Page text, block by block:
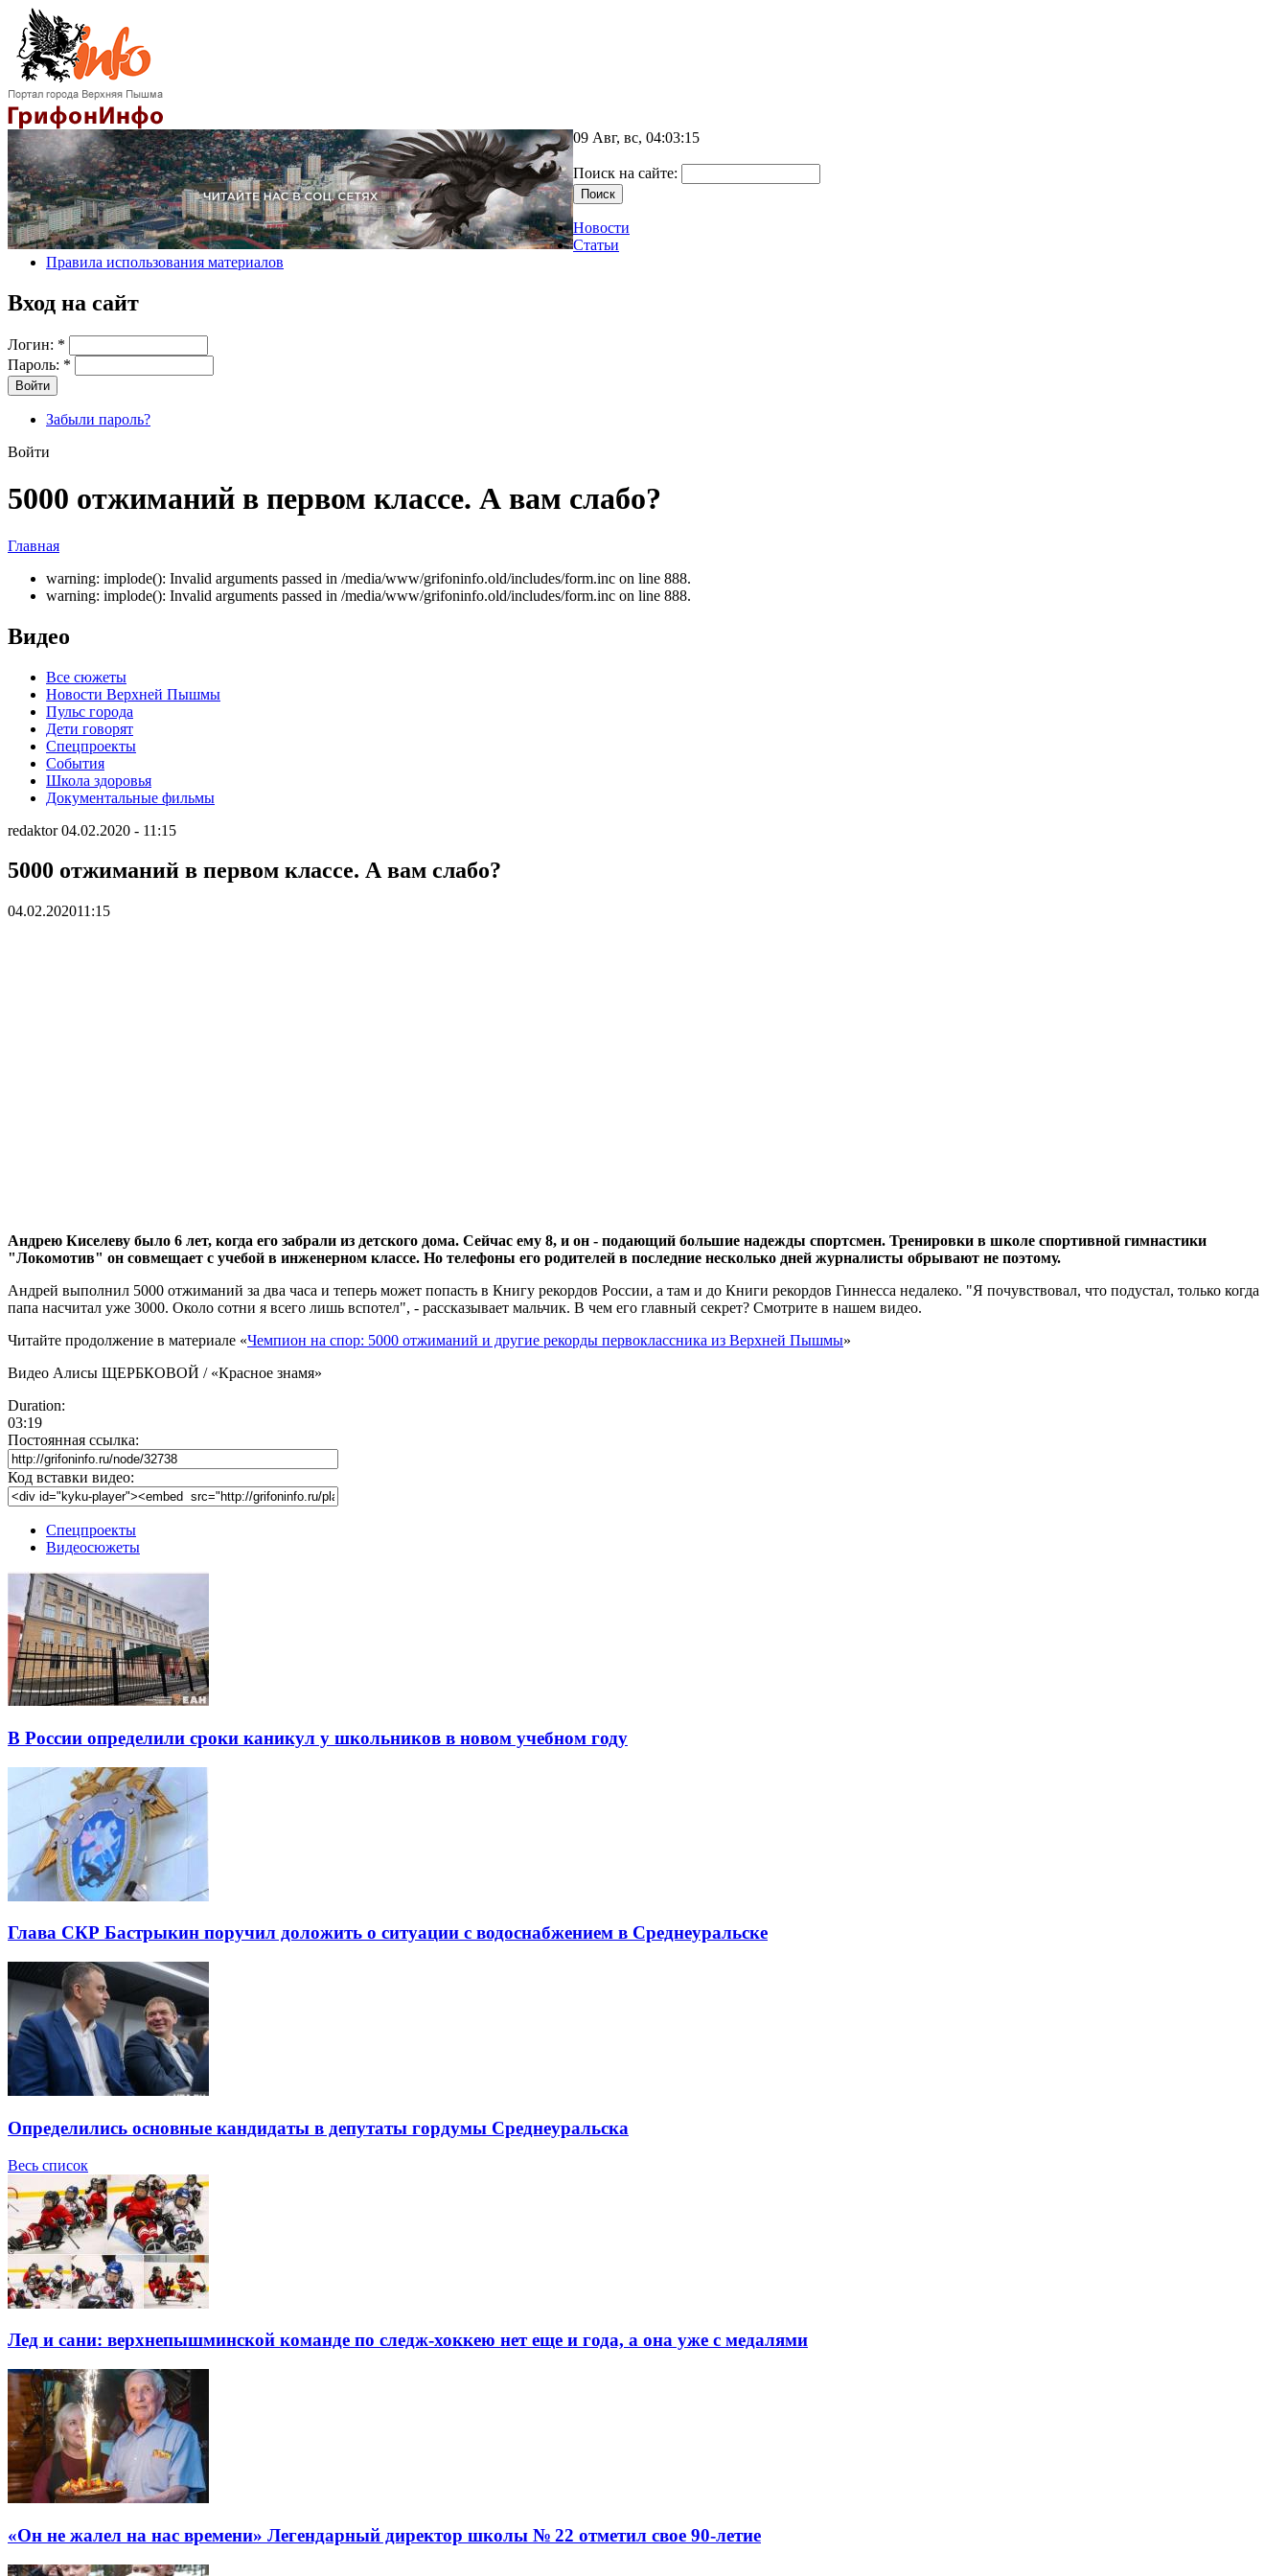
09 Авг, вс, 04:03:15
Поиск на сайте:
Новости
Статьи
Правила использования материалов
Вход на сайт
Логин: *
Пароль: *
Забыли пароль?
Войти
5000 отжиманий в первом классе. А вам слабо?
Главная
warning: implode(): Invalid arguments passed in /media/www/grifoninfo.old/includes/form.inc on line 888.
warning: implode(): Invalid arguments passed in /media/www/grifoninfo.old/includes/form.inc on line 888.
Видео
Все сюжеты
Новости Верхней Пышмы
Пульс города
Дети говорят
Спецпроекты
События
Школа здоровья
Документальные фильмы
redaktor 04.02.2020 - 11:15
5000 отжиманий в первом классе. А вам слабо?
04.02.202011:15
Андрею Киселеву было 6 лет, когда его забрали из детского дома. Сейчас ему 8, и он - подающий большие надежды спортсмен. Тренировки в школе спортивной гимнастики
"Локомотив" он совмещает с учебой в инженерном классе. Но телефоны его родителей в последние несколько дней журналисты обрывают не поэтому.
Андрей выполнил 5000 отжиманий за два часа и теперь может попасть в Книгу рекордов России, а там и до Книги рекордов Гиннесса недалеко. "Я почувствовал, что подустал, только когда
папа насчитал уже 3000. Около сотни я всего лишь вспотел", - рассказывает мальчик. В чем его главный секрет? Смотрите в нашем видео.
Читайте продолжение в материале «Чемпион на спор: 5000 отжиманий и другие рекорды первоклассника из Верхней Пышмы»
Видео Алисы ЩЕРБКОВОЙ / «Красное знамя»
Duration:
03:19
Постоянная ссылка:
Код вставки видео:
Спецпроекты
Видеосюжеты
В России определили сроки каникул у школьников в новом учебном году
Глава СКР Бастрыкин поручил доложить о ситуации с водоснабжением в Среднеуральске
Определились основные кандидаты в депутаты гордумы Среднеуральска
Весь список
Лед и сани: верхнепышминской команде по следж-хоккею нет еще и года, а она уже с медалями
«Он не жалел на нас времени» Легендарный директор школы № 22 отметил свое 90-летие